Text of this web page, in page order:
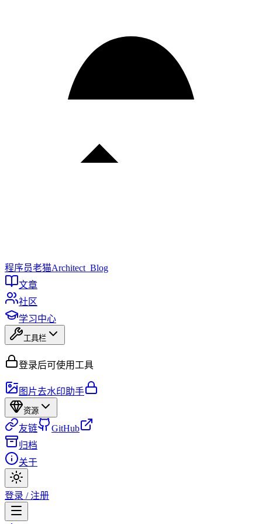
程序员老猫Architect_Blog
文章
社区
学习中心
工具栏
登录后可使用工具
图片去水印助手
资源
友链
GitHub
归档
关于
登录 / 注册